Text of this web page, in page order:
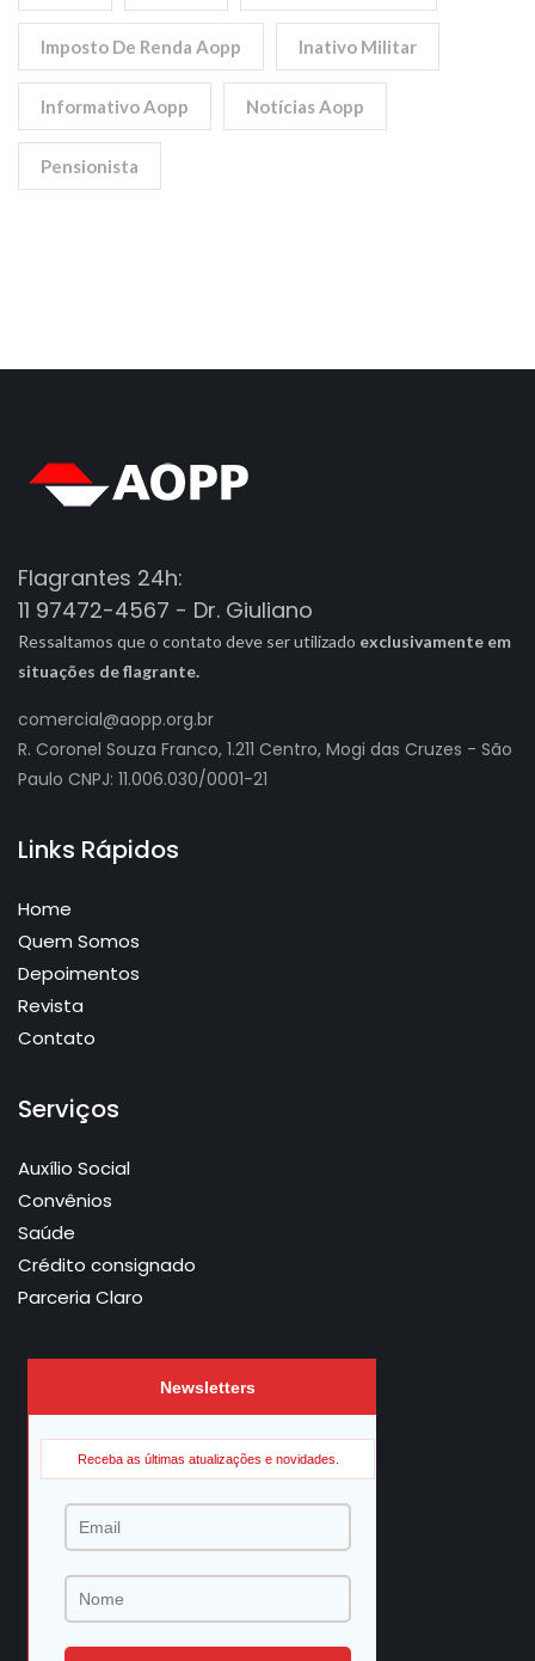
Imposto De Renda Aopp Inativo Militar
Informativo Aopp Notícias Aopp
Pensionista
Flagrantes 24h:
11 97472-4567 - Dr. Giuliano
Ressaltamos que o contato deve ser utilizado exclusivamente em
situações de flagrante.
comercial@aopp.org.br
R. Coronel Souza Franco, 1.211 Centro, Mogi das Cruzes - São
Paulo CNPJ: 11.006.030/0001-21
Links Rápidos
Home
Quem Somos
Depoimentos
Revista
Contato
Serviços
Auxílio Social
Convênios
Saúde
Crédito consignado
Parceria Claro